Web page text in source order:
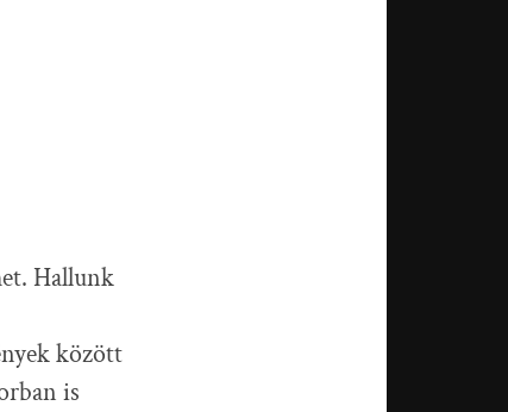
Hallunk
között
is